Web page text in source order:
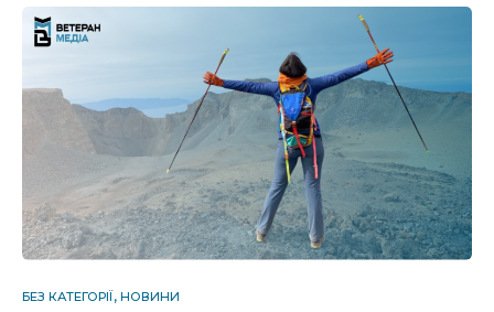
БЕЗ КАТЕГОРІЇ НОВИНИ